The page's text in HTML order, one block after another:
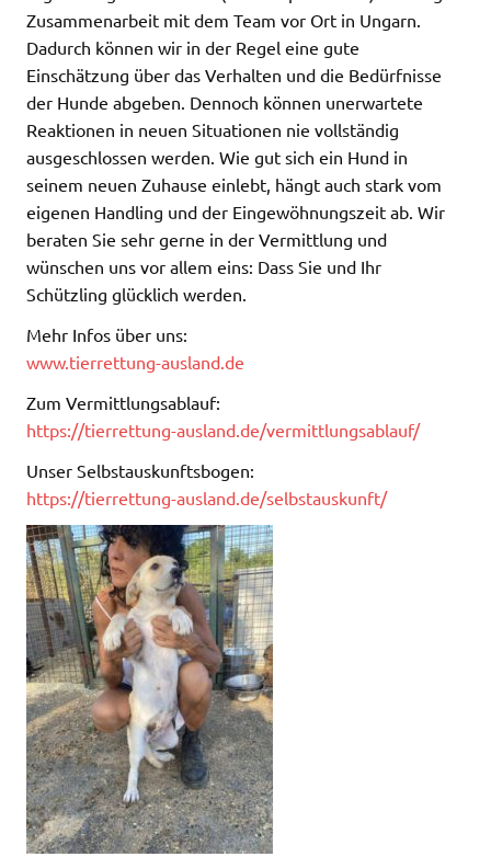
Zusammenarbeit mit dem Team vor Ort in Ungarn.
Dadurch können wir in der Regel eine gute
Einschätzung über das Verhalten und die Bedürfnisse
der Hunde abgeben. Dennoch können unerwartete
Reaktionen in neuen Situationen nie vollständig
ausgeschlossen werden. Wie gut sich ein Hund in
seinem neuen Zuhause einlebt, hängt auch stark vom
eigenen Handling und der Eingewöhnungszeit ab. Wir
beraten Sie sehr gerne in der Vermittlung und
wünschen uns vor allem eins: Dass Sie und Ihr
Schützling glücklich werden.
Mehr Infos über uns:
www.tierrettung-ausland.de
Zum Vermittlungsablauf:
https://tierrettung-ausland.de/vermittlungsablauf/
Unser Selbstauskunftsbogen:
https://tierrettung-ausland.de/selbstauskunft/